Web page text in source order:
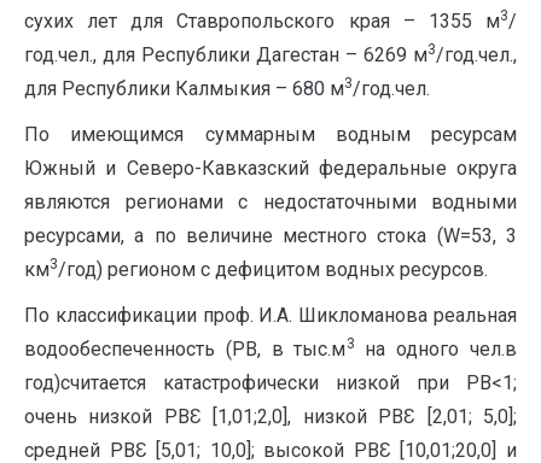
сухих лет для Ставропольского края – 1355 м3/
год.чел., для Республики Дагестан – 6269 м3/год.чел.,
для Республики Калмыкия – 680 м3/год.чел.
По имеющимся суммарным водным ресурсам
Южный и Северо-Кавказский федеральные округа
являются регионами с недостаточными водными
ресурсами, а по величине местного стока (W=53, 3
км3/год) регионом с дефицитом водных ресурсов.
По классификации проф. И.А. Шикломанова реальная
водообеспеченность (РВ, в тыс.м3
на одного чел.в
год)считается катастрофически низкой при РВ<1;
очень низкой РВƐ [1,01;2,0], низкой РВƐ [2,01; 5,0];
средней РВƐ [5,01; 10,0]; высокой РВƐ [10,01;20,0] и